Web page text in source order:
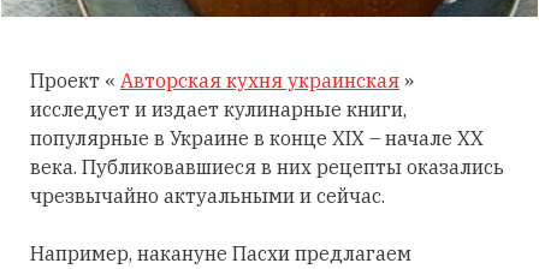
Проект « Авторская кухня украинская »
исследует и издает кулинарные книги,
популярные в Украине в конце XIX – начале XX
века. Публиковавшиеся в них рецепты оказались
чрезвычайно актуальными и сейчас.
Например, накануне Пасхи предлагаем